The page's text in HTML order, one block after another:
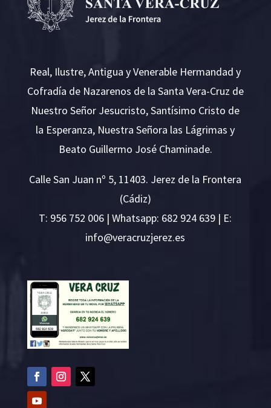
Real, Ilustre, Antigua y Venerable Hermandad y
Cofradía de Nazarenos de la Santa Vera-Cruz de
Nuestro Señor Jesucristo, Santísimo Cristo de
la Esperanza, Nuestra Señora las Lágrimas y
Beato Guillermo José Chaminade.
Calle San Juan nº 5, 11403. Jerez de la Frontera
(Cádiz)
T: 956 752 006 | Whatsapp: 682 924 639 | E:
se.ze
rejzu
rcare
v@ofn
i